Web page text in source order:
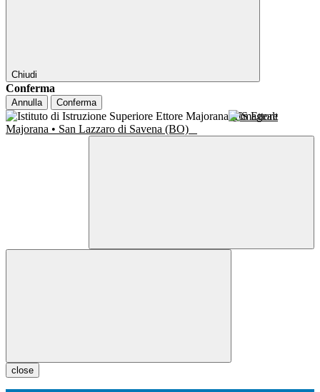
Chiudi
Conferma
Annulla Conferma
IIS Ettore
Majorana • San Lazzaro di Savena (BO)
close